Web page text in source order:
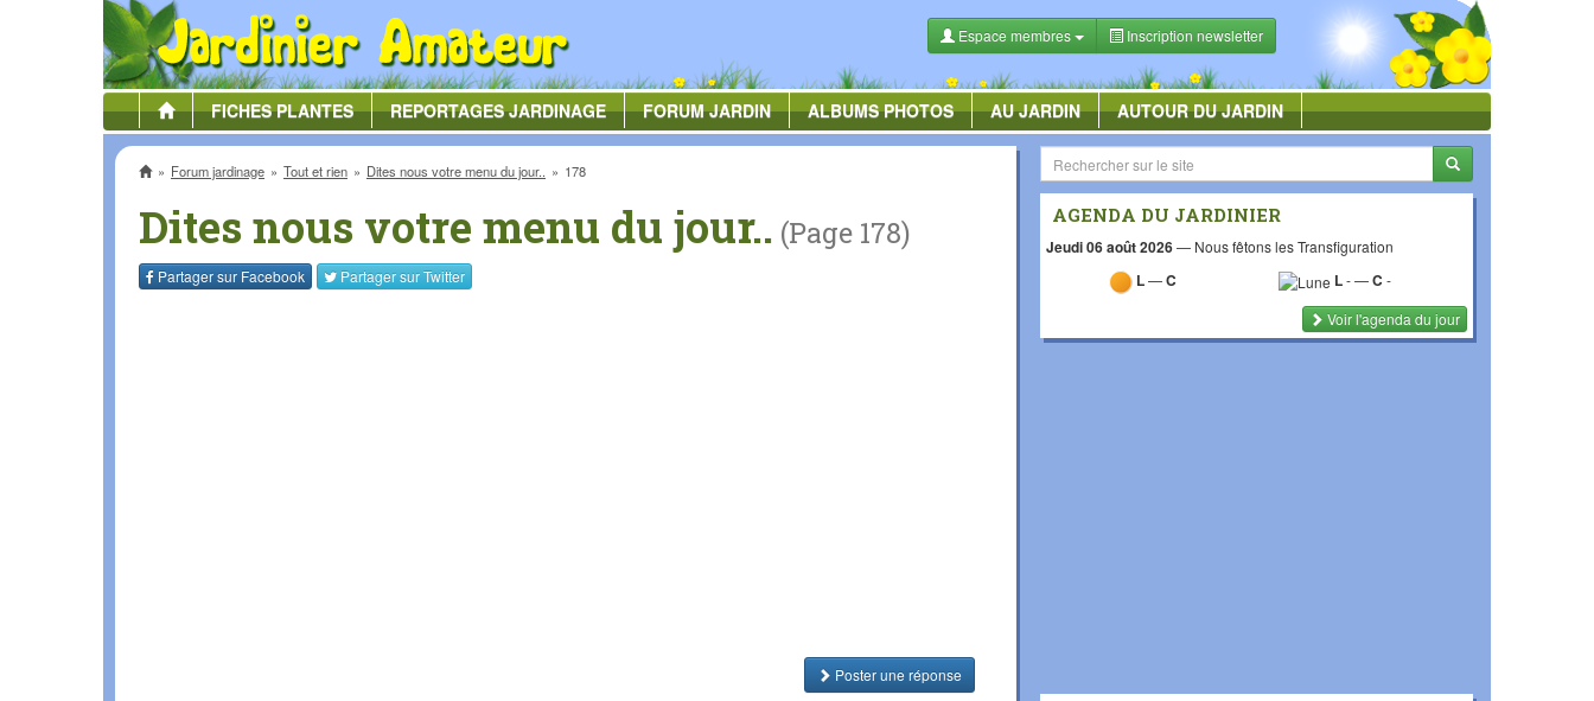
Espace membres Inscription newsletter
FICHESPLANTES REPORTAGESJARDINAGE FORUMJARDIN ALBUMSPHOTOS AU JARDIN AUTOUR DU JARDIN
AccueilForum jardinage Tout et rien Dites nous votre menu du jour.. 178
Dites nous votre menu du jour.. (Page 178)
Partager sur Facebook Partager surTwitter
Poster une réponse
AGENDA DU JARDINIER
Jeudi 06 août 2026— Nous fêtons les Transfiguration
L—C L-—C-
Voir l'agenda du jour